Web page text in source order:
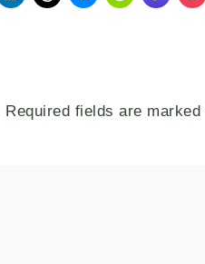
Required fields are marked